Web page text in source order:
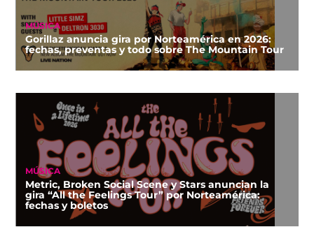
MÚSICA
Gorillaz anuncia gira por Norteamérica en 2026:
fechas, preventas y todo sobre The Mountain Tour
MÚSICA
Metric, Broken Social Scene y Stars anuncian la
gira “All the Feelings Tour” por Norteamérica:
fechas y boletos